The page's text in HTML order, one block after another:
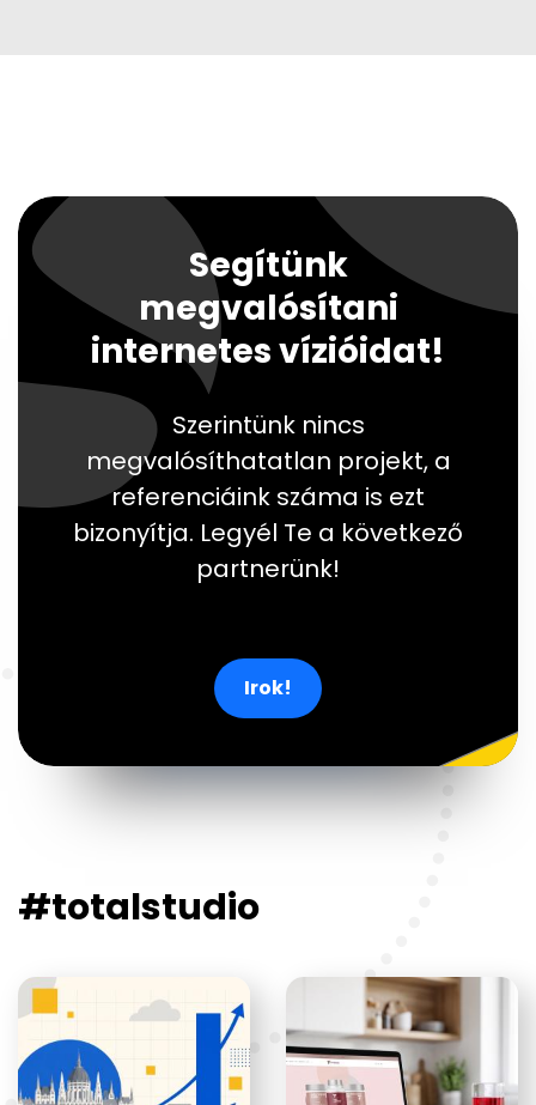
Segítünk
megvalósítani
internetes vízióidat!
Szerintünk nincs
megvalósíthatatlan projekt, a
referenciáink száma is ezt
bizonyítja. Legyél Te a következő
partnerünk!
Irok!
#totalstudio